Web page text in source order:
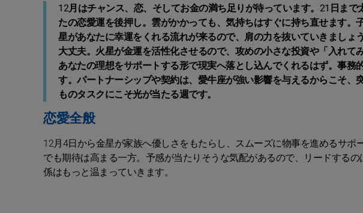
12月はチャンス、恋、そしてお金の満ち足りが待っています。21日ま
たの恋愛運を後押し。雲がかかっても、気持ちはすぐに持ち直せます
星があなたに幸運をくれる流れが来るので、肩の力を抜いていきまし
大丈夫。火星が金運を活性化させるので、攻めの小さな投資や「入れて
あなたの理想をサポートする形で現実へ落とし込んでくれるはず。事務
す。パートナーシップや契約は、愛牛座が強い影響を与えるからこそ
ものタスクにこそ光が当たる週です。
恋愛全般
12月4日から金星が家族へ優しさをもたらし、スムーズに物事を進めるサポ
でも期待は高まる一方。予感が当たりそうな気配があるので、リードする
係はもっと温まっていきます。